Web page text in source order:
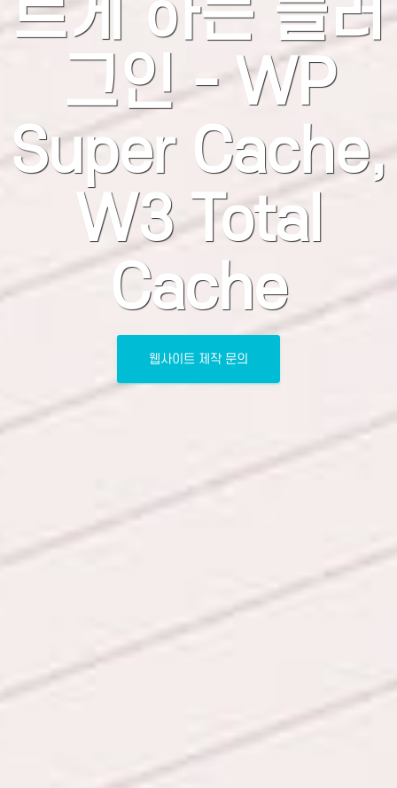
그인 - WP
Super Cache,
W3 Total
Cache
웹사이트 제작 문의